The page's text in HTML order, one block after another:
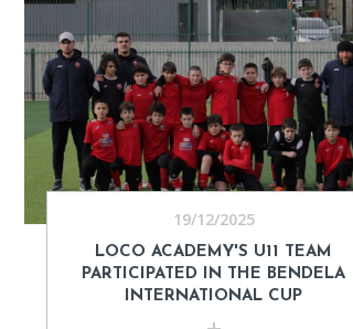
19/12/2025
LOCO ACADEMY'S U11 TEAM
PARTICIPATED IN THE BENDELA
INTERNATIONAL CUP